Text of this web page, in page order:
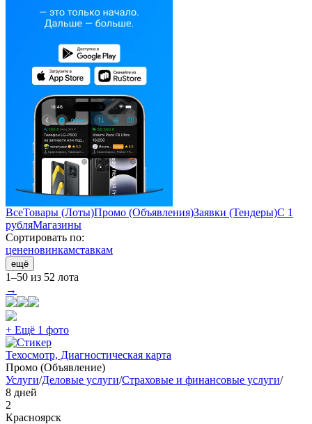
ВсеТовары (Лоты)Промо (Объявления)Заявки (Тендеры)С 1
рубляМагазины
Сортировать по:
цененовинкамставкам
ещё
1–50 из 52 лота
→
+ Ещё 1 фото
Техосмотр, Диагностическая карта
Промо (Объявление)
Услуги/Деловые услуги/Страховые и финансовые услуги/
8 дней
2
Красноярск